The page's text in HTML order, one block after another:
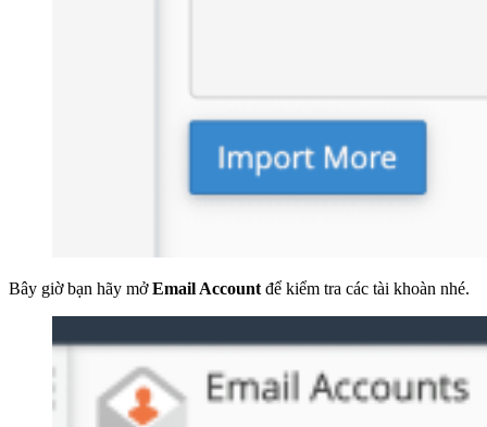
Bây giờ bạn hãy mởEmail Account để kiểm tra các tài khoàn nhé.